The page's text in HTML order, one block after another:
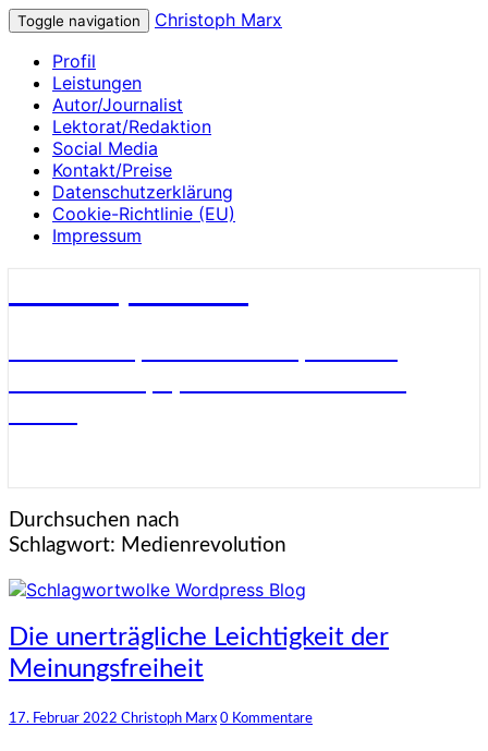
Toggle navigation
Christoph Marx
Profil
Leistungen
Autor/Journalist
Lektorat/Redaktion
Social Media
Kontakt/Preise
Datenschutzerklärung
Cookie-Richtlinie (EU)
Impressum
Durchsuchen nach
Schlagwort: Medienrevolution
Die
unerträgliche
Leichtigkeit
Meinungsfreiheit
Die unerträgliche Leichtigkeit der
Meinungsfreiheit
17. Februar 2022 Christoph Marx Kommentare
0 Kommentare